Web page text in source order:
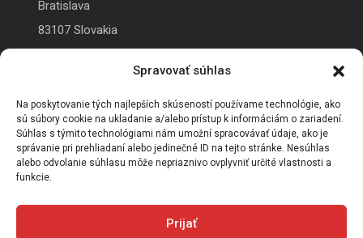
Spravovať súhlas
Na poskytovanie tých najlepších skúseností používame technológie, ako
sú súbory cookie na ukladanie a/alebo prístup k informáciám o zariadení.
Súhlas s týmito technológiami nám umožní spracovávať údaje, ako je
správanie pri prehliadaní alebo jedinečné ID na tejto stránke. Nesúhlas
alebo odvolanie súhlasu môže nepriaznivo ovplyvniť určité vlastnosti a
funkcie.
Prijať
Bratislava
83107 Slovakia
obchod@snoty.sk
Kontakujte nás